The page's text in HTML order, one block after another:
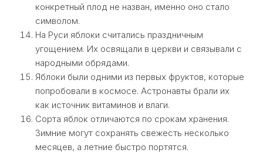
конкретный плод не назван, именно оно стало
символом.
На Руси яблоки считались праздничным
угощением. Их освящали в церкви и связывали с
народными обрядами.
Яблоки были одними из первых фруктов, которые
попробовали в космосе. Астронавты брали их
как источник витаминов и влаги.
Сорта яблок отличаются по срокам хранения.
Зимние могут сохранять свежесть несколько
месяцев, а летние быстро портятся.